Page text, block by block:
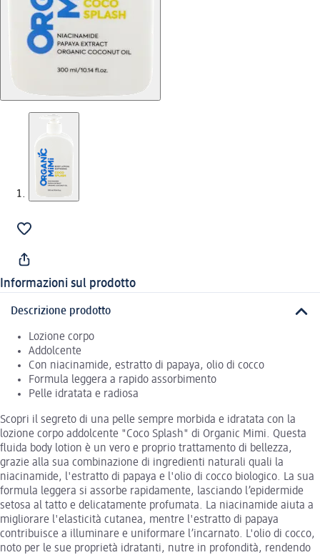
Informazioni sul prodotto
Descrizione prodotto
Lozione corpo
Addolcente
Con niacinamide, estratto di papaya, olio di cocco
Formula leggera a rapido assorbimento
Pelle idratata e radiosa
Scopri il segreto di una pelle sempre morbida e idratata con la
lozione corpo addolcente "Coco Splash" di Organic Mimi. Questa
fluida body lotion è un vero e proprio trattamento di bellezza,
grazie alla sua combinazione di ingredienti naturali quali la
niacinamide, l'estratto di papaya e l'olio di cocco biologico. La sua
formula leggera si assorbe rapidamente, lasciando l’epidermide
setosa al tatto e delicatamente profumata. La niacinamide aiuta a
migliorare l'elasticità cutanea, mentre l'estratto di papaya
contribuisce a illuminare e uniformare l’incarnato. L'olio di cocco,
noto per le sue proprietà idratanti, nutre in profondità, rendendo